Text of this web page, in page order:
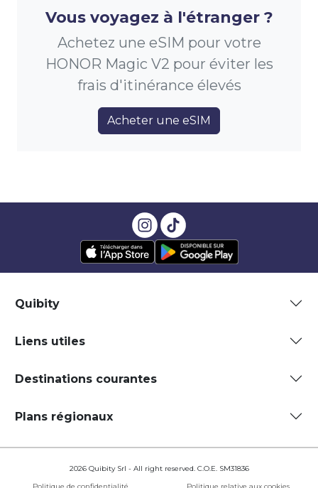
Vous voyagez à l'étranger ?
Achetez une eSIM pour votre
HONOR Magic V2 pour éviter les
frais d'itinérance élevés
Acheter une eSIM
Quibity
Liens utiles
Destinations courantes
Plans régionaux
2026 Quibity Srl - All right reserved. C.O.E. SM31836